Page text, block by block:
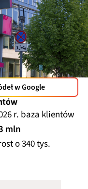
w Google
r. baza klientów
mln
o 340 tys.